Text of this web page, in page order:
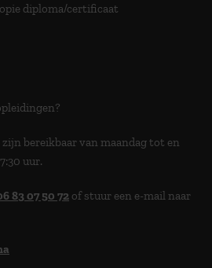
diploma/certificaat
bereikbaar van maandag tot en
uur.
83 07 50 72 of stuur een e-mail naar